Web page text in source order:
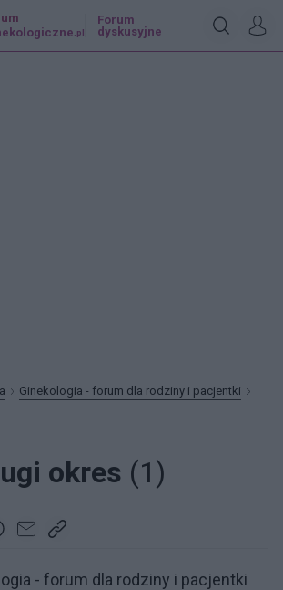
.pl
Forum
dyskusyjne
Ginekologia - forum dla rodziny i pacjentki
okres (1)
- forum dla rodziny i pacjentki